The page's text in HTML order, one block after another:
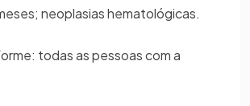
neoplasias hematológicas.
todas as pessoas com a